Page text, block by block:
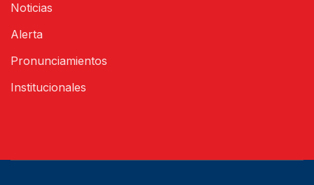
Noticias
Alerta
Pronunciamientos
Institucionales